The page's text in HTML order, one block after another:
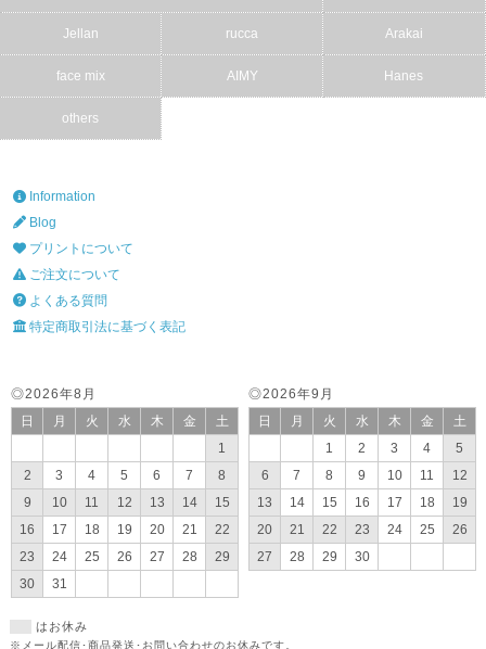
Jellan rucca Arakai
face mix AIMY Hanes
others
Information
Blog
プリントについて
ご注文について
よくある質問
特定商取引法に基づく表記
◎2026年9月
日
月 火 水 木 金
土
1
2 3 4
5
6
7 8 9 10 11
12
13
14 15 16 17 18
19
20
21 22 23 24 25
26
27
28 29 30
◎2026年8月
日
月 火 水 木 金
土
1
2
3 4 5 6 7
8
9
10 11 12 13 14
15
16
17 18 19 20 21
22
23
24 25 26 27 28
29
30
31
はお休み
※メール配信･商品発送･お問い合わせのお休みです。